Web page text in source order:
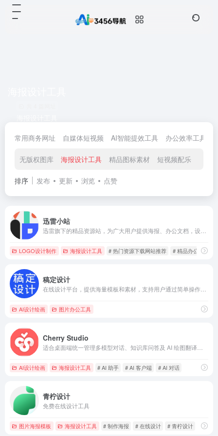
常用商务网址 自媒体短视频 AI智能提效工具 办公效率工具
无版权图库 海报设计工具 精品图标素材 短视频配乐
排序 发布 更新 浏览 点赞
迅雷小站
LOGO设计制作 海报设计工具 # 热门资源下载网站推荐 # 精品办公文档下
稿定设计
AI设计绘画 图片办公工具
Cherry Studio
AI设计绘画 海报设计工具 # AI 助手 # AI 客户端 # AI 对话
青柠设计
免费在线设计工具
图片海报模板 海报设计工具 # 制作海报 # 在线设计 # 青柠设计